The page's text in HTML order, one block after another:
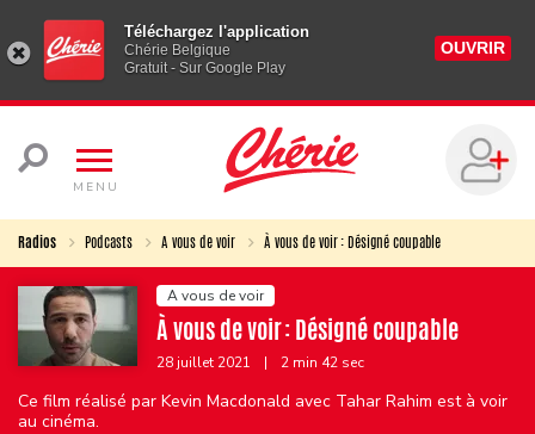
Téléchargez l'application
Chérie Belgique
Gratuit - Sur Google Play
OUVRIR
MENU
Radios Podcasts A vous de voir À vous de voir : Désigné coupable
A vous de voir
À vous de voir : Désigné coupable
28 juillet 2021 | 2 min 42 sec
Ce film réalisé par Kevin Macdonald avec Tahar Rahim est à voir
au cinéma.